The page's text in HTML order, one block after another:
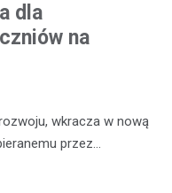
dla
na
wkracza w nową
przez…